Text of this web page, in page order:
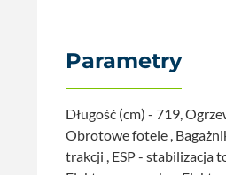
Parametry